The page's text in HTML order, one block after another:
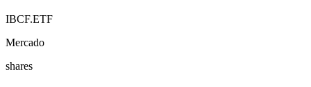
IBCF.ETF
Mercado
shares